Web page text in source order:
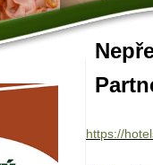
https://